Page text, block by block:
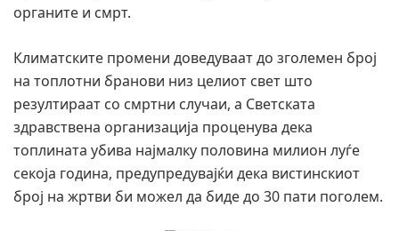
органите и смрт.
Климатските промени доведуваат до зголемен број
на топлотни бранови низ целиот свет што
резултираат со смртни случаи, а Светската
здравствена организација проценува дека
топлината убива најмалку половина милион луѓе
секоја година, предупредувајќи дека вистинскиот
број на жртви би можел да биде до 30 пати поголем.